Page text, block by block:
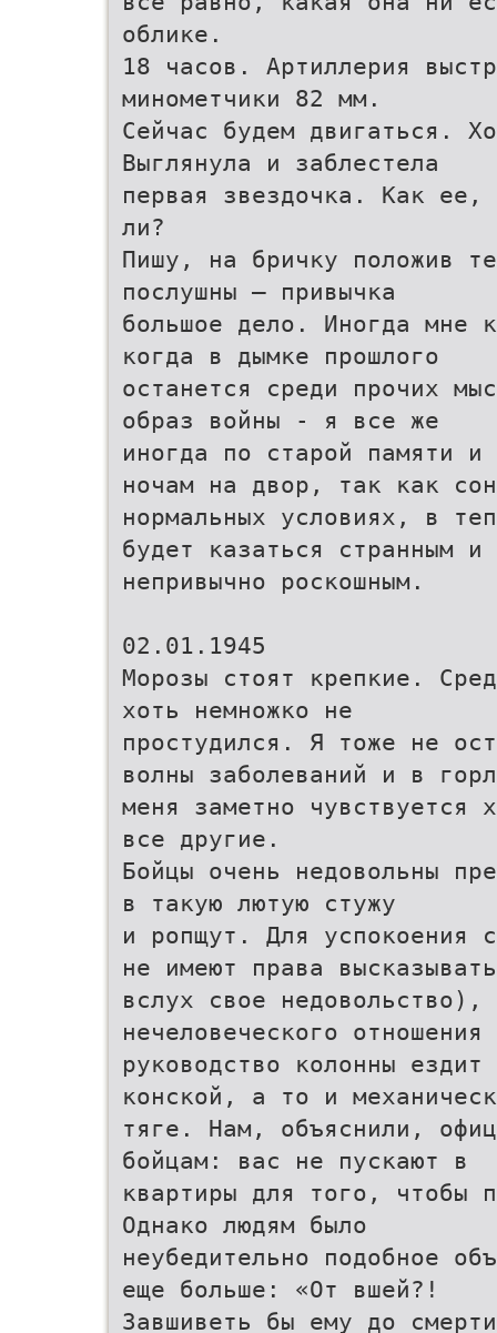
облике.
18 часов. Артиллерия
минометчики 82 мм.
Сейчас будем двигаться.
Выглянула и заблестела
первая звездочка. Как
ли?
Пишу, на бричку положив
послушны – привычка
большое дело. Иногда мне
когда в дымке прошлого
останется среди прочих
образ войны - я все же
иногда по старой памяти и
ночам на двор, так как
нормальных условиях, в
будет казаться странным и
непривычно роскошным.
02.01.1945
Морозы стоят крепкие.
хоть немножко не
простудился. Я тоже не
волны заболеваний и в
меня заметно
все другие.
Бойцы очень недовольны
в такую лютую стужу
и ропщут. Для успокоения
не имеют права высказывать
вслух свое
нечеловеческого
руководство колонны
конской, а то и
тяге. Нам, объяснили,
бойцам: вас не пускают в
квартиры для того, чтобы
Однако людям было
неубедительно подобное
еще больше: «От вшей?!
Завшиветь бы ему до